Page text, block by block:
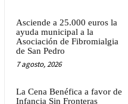
Asciende a 25.000 euros la
ayuda municipal a la
Asociación de Fibromialgia
de San Pedro
7 agosto, 2026
La Cena Benéfica a favor de
Infancia Sin Fronteras